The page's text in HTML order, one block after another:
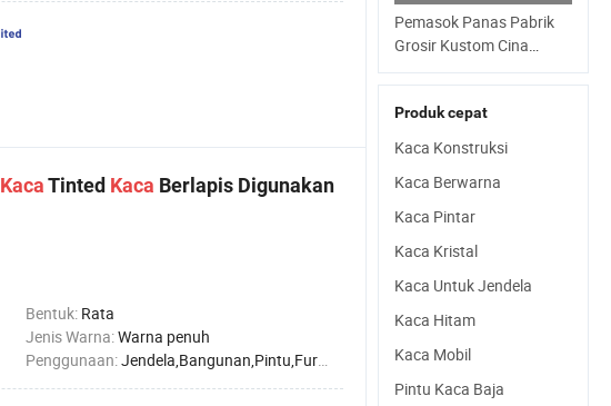
KacaTinted Kaca Berlapis Digunakan
Bentuk: Rata
Jenis Warna:Warna penuh
Penggunaan:Jendela,Bangunan,Pintu,Furniture
Pemasok Panas Pabrik
Grosir Kustom Cina
Pelapis Jendela Reflektif
Kaca Silau Baru
Produk cepat
Kaca Konstruksi
Kaca Berwarna
Kaca Pintar
Kaca Kristal
Kaca Untuk Jendela
Kaca Hitam
Kaca Mobil
Pintu Kaca Baja